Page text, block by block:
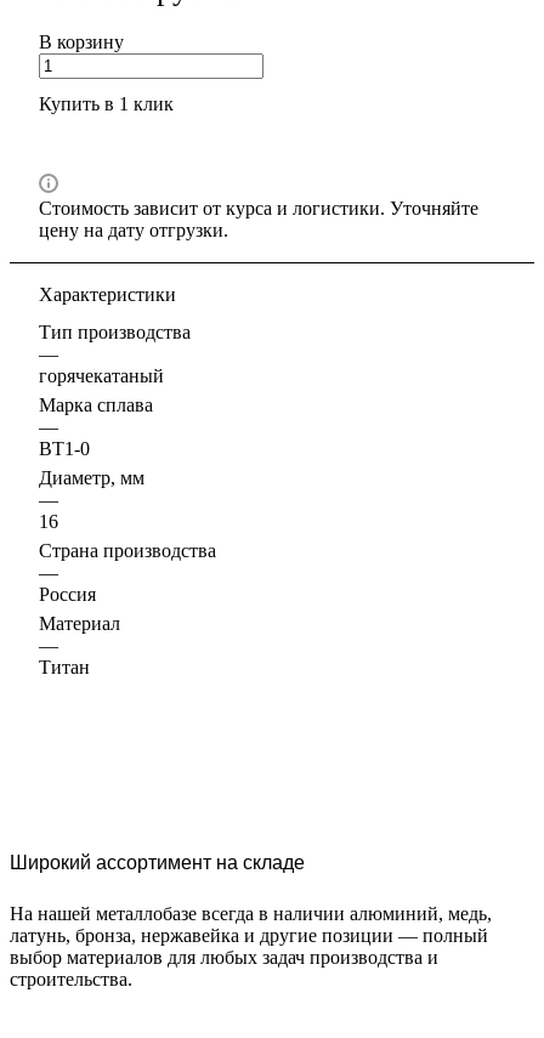
В корзину
Купить в 1 клик
Стоимость зависит от курса и логистики. Уточняйте
цену на дату отгрузки.
Характеристики
Тип производства
—
горячекатаный
Марка сплава
—
ВТ1-0
Диаметр, мм
—
16
Страна производства
—
Россия
Материал
—
Титан
Широкий ассортимент на складе
На нашей металлобазе всегда в наличии алюминий, медь,
латунь, бронза, нержавейка и другие позиции — полный
выбор материалов для любых задач производства и
строительства.